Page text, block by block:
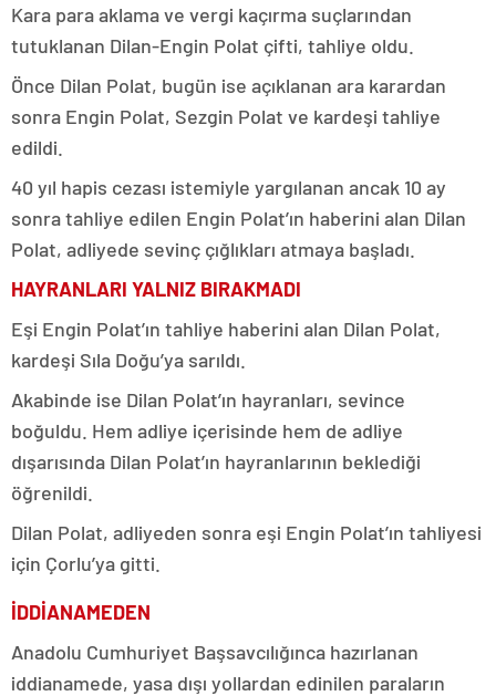
Kara para aklama ve vergi kaçırma suçlarından
tutuklanan Dilan-Engin Polat çifti, tahliye oldu.
Önce Dilan Polat, bugün ise açıklanan ara karardan
sonra Engin Polat, Sezgin Polat ve kardeşi tahliye
edildi.
40 yıl hapis cezası istemiyle yargılanan ancak 10 ay
sonra tahliye edilen Engin Polat’ın haberini alan Dilan
Polat, adliyede sevinç çığlıkları atmaya başladı.
HAYRANLARI YALNIZ BIRAKMADI
Eşi Engin Polat’ın tahliye haberini alan Dilan Polat,
kardeşi Sıla Doğu’ya sarıldı.
Akabinde ise Dilan Polat’ın hayranları, sevince
boğuldu. Hem adliye içerisinde hem de adliye
dışarısında Dilan Polat’ın hayranlarının beklediği
öğrenildi.
Dilan Polat, adliyeden sonra eşi Engin Polat’ın tahliyesi
için Çorlu’ya gitti.
İDDİANAMEDEN
Anadolu Cumhuriyet Başsavcılığınca hazırlanan
iddianamede, yasa dışı yollardan edinilen paraların